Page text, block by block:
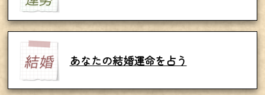
あなたの結婚運命を占う